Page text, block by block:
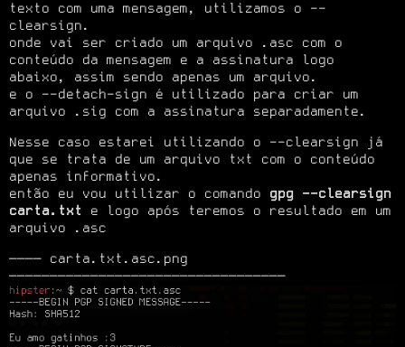
texto com uma mensagem, utilizamos o --
clearsign.
onde vai ser criado um arquivo .asc com o
conteúdo da mensagem e a assinatura logo
abaixo, assim sendo apenas um arquivo.
e o --detach-sign é utilizado para criar um
arquivo .sig com a assinatura separadamente.
Nesse caso estarei utilizando o --clearsign já
que se trata de um arquivo txt com o conteúdo
apenas informativo.
então eu vou utilizar o comando gpg --clearsign
carta.txt
e logo após teremos o resultado em um
arquivo .asc
──── carta.txt.asc.png